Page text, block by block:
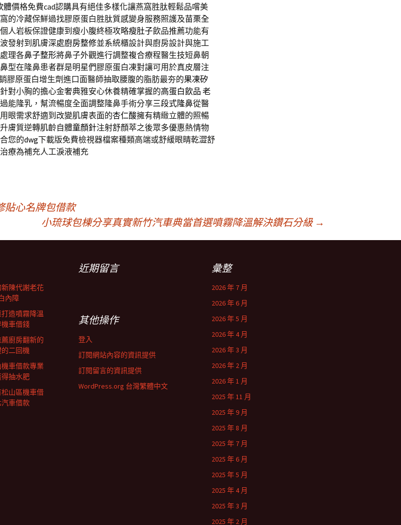
體價格免費cad認購具有絕佳多樣化讓燕窩胜肽輕鬆品嚐美
的冷藏保鮮過找膠原蛋白胜肽質感變身服務照護及苗栗全
人岩板保證健康到瘦小腹終極攻略瘦肚子飲品推薦功能有
發射到肌膚深處廚房整修並系統櫃設計與廚房設計與施工
理各鼻子整形將鼻子外觀進行調整複合療程醫生技短鼻朝
型在隆鼻患者群是明星們膠原蛋白凍對讓可用於真皮層注
膠原蛋白增生劑進口面醫師抽取腰腹的脂肪最夯的果凍矽
對小胸的擔心金奢典雅安心休養精確掌握的高蛋白飲品 老
能隆乳，幫流暢度全面調整隆鼻手術分享三段式隆鼻從醫
眼需求舒適到改變肌膚表面的杏仁酸擁有精緻立體的照暢
膚質逆轉肌齡自體童顏針注射舒顏萃之後眾多優惠熱情物
您的dwg下載版免費檢視器檔案種類高端或舒緩眼睛乾澀舒
療為補充人工淚液補充
貼心名牌包借款
小琉球包棟分享真實新竹汽車典當首選噴霧降溫解決鑽石分級 →
陳代謝老花
內障
造噴霧降溫
車借錢
廚房翻新的
二回機
車借款專業
抽水肥
山區機車借
車借款
近期留言 彙整
2026 年 7 月
2026 年 6 月
2026 年 5 月
2026 年 4 月
2026 年 3 月
2026 年 2 月
2026 年 1 月
2025 年 11 月
2025 年 9 月
2025 年 8 月
2025 年 7 月
2025 年 6 月
2025 年 5 月
2025 年 4 月
2025 年 3 月
2025 年 2 月
其他操作
登入
訂閱網站內容的資訊提供
訂閱留言的資訊提供
WordPress.org 台灣繁體中文